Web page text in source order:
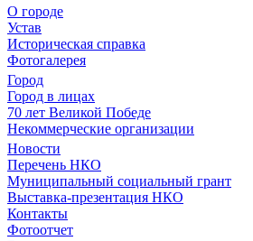
О городе
Устав
Историческая справка
Фотогалерея
Город
Город в лицах
70 лет Великой Победе
Некоммерческие организации
Новости
Перечень НКО
Муниципальный социальный грант
Выставка-презентация НКО
Контакты
Фотоотчет